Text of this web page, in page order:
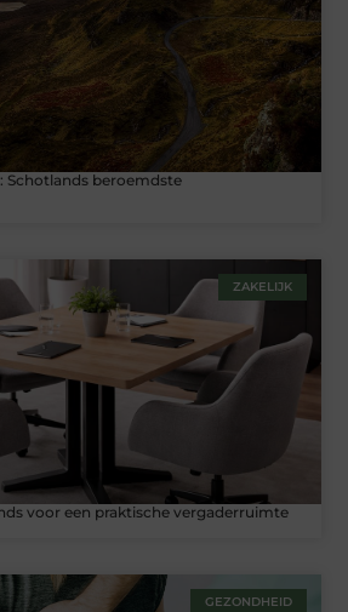
Schotlands beroemdste
ZAKELIJK
voor een praktische vergaderruimte
GEZONDHEID